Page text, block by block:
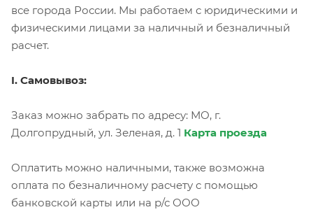
все города России. Мы работаем с юридическими и
физическими лицами за наличный и безналичный
расчет.
I. Самовывоз:
Заказ можно забрать по адресу: МО, г.
Долгопрудный, ул. Зеленая, д. 1 Карта проезда
Оплатить можно наличными, также возможна
оплата по безналичному расчету с помощью
банковской карты или на р/с ООО